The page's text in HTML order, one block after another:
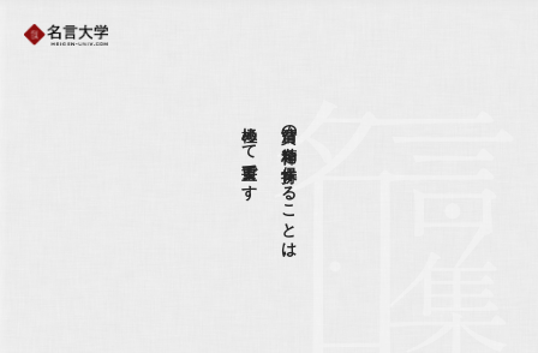
清貧の精神を保持することは、
極めて重要です